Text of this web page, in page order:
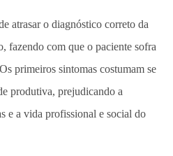
atrasar o diagnóstico correto da
fazendo com que o paciente sofra
primeiros sintomas costumam se
produtiva, prejudicando a
e a vida profissional e social do